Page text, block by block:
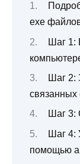
exe
Шаг 1:
Шаг 2:
связанных
Шаг 3:
Шаг 4:
помощью